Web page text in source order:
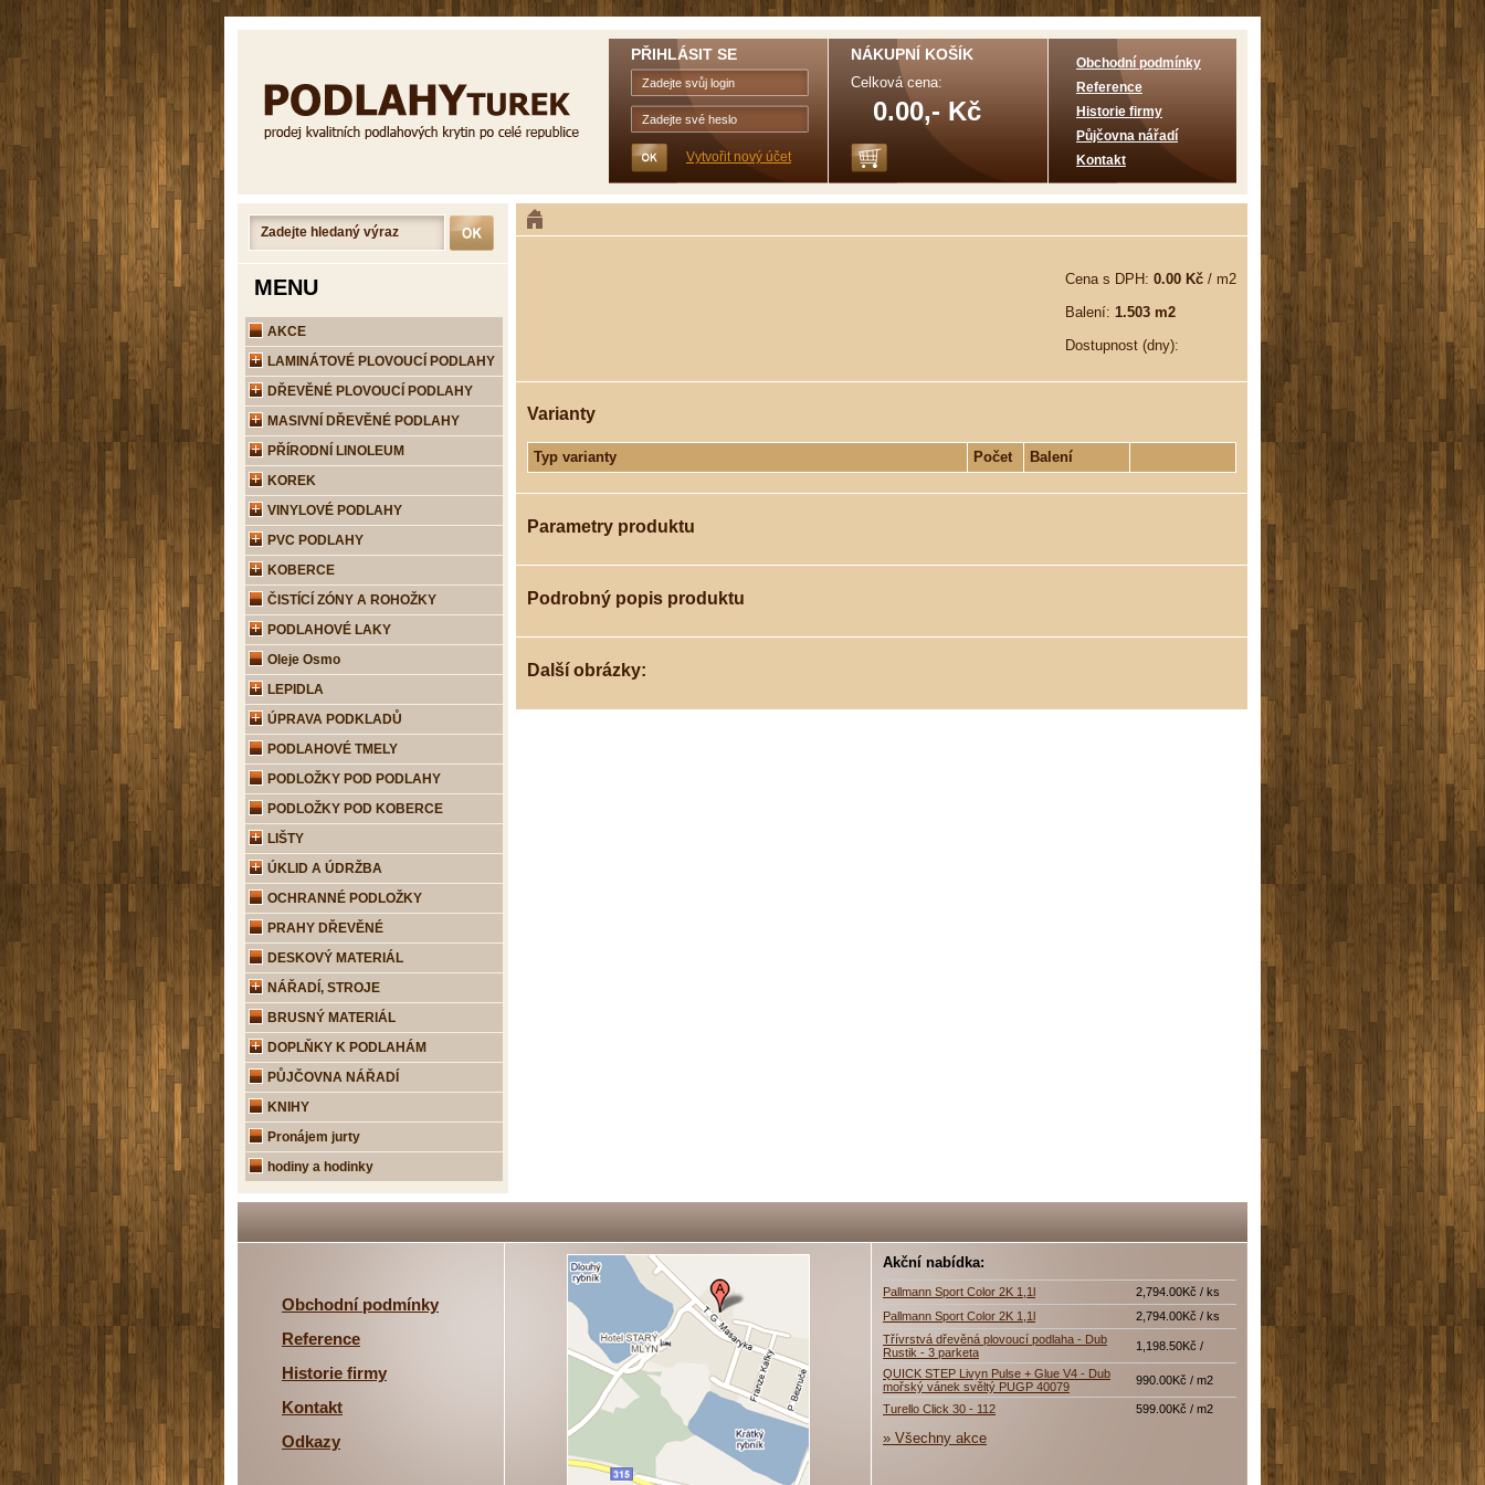
Cena s DPH: 0.00 Kč / m2
Balení: 1.503 m2
Dostupnost (dny):
Varianty
Typ varianty Počet Balení
Parametry produktu
Podrobný popis produktu
Další obrázky:
PŘIHLÁSIT SE
Vytvořit nový účet
NÁKUPNÍ KOŠÍK
Celková cena:
0.00,- Kč
Obchodní podmínky
Reference
Historie firmy
Půjčovna nářadí
Kontakt
MENU
AKCE
LAMINÁTOVÉ PLOVOUCÍ PODLAHY
DŘEVĚNÉ PLOVOUCÍ PODLAHY
MASIVNÍ DŘEVĚNÉ PODLAHY
PŘÍRODNÍ LINOLEUM
KOREK
VINYLOVÉ PODLAHY
PVC PODLAHY
KOBERCE
ČISTÍCÍ ZÓNY A ROHOŽKY
PODLAHOVÉ LAKY
Oleje Osmo
LEPIDLA
ÚPRAVA PODKLADŮ
PODLAHOVÉ TMELY
PODLOŽKY POD PODLAHY
PODLOŽKY POD KOBERCE
LIŠTY
ÚKLID A ÚDRŽBA
OCHRANNÉ PODLOŽKY
PRAHY DŘEVĚNÉ
DESKOVÝ MATERIÁL
NÁŘADÍ, STROJE
BRUSNÝ MATERIÁL
DOPLŇKY K PODLAHÁM
PŮJČOVNA NÁŘADÍ
KNIHY
Pronájem jurty
hodiny a hodinky
Obchodní podmínky
Reference
Historie firmy
Kontakt
Odkazy
Akční nabídka:
Pallmann Sport Color 2K 1,1l
2,794.00Kč / ks
Pallmann Sport Color 2K 1,1l
2,794.00Kč / ks
Třívrstvá dřevěná plovoucí podlaha - Dub
Rustik - 3 parketa
1,198.50Kč /
QUICK STEP Livyn Pulse + Glue V4 - Dub
mořský vánek svěltý PUGP 40079
990.00Kč / m2
Turello Click 30 - 112 599.00Kč / m2
» Všechny akce